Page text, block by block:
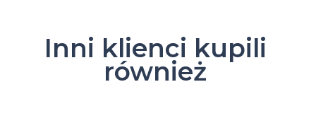
Inni klienci kupili
również